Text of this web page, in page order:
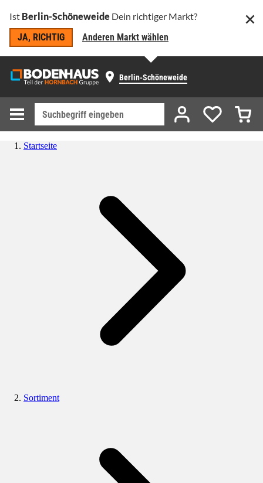
Ist Berlin-Schöneweide Dein richtiger Markt?
JA, RICHTIG
Anderen Markt wählen
Berlin-Schöneweide
Startseite
Sortiment